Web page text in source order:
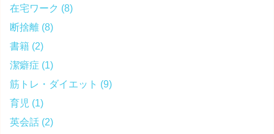
在宅ワーク (8)
断捨離 (8)
書籍 (2)
潔癖症 (1)
筋トレ・ダイエット (9)
育児 (1)
英会話 (2)